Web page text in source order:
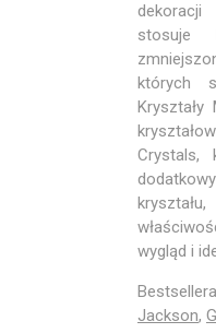
dekoracji
stosuje
których
Kryształy
Crystals,
wygląd i
Jackson,